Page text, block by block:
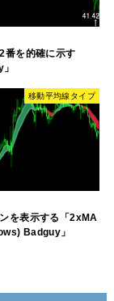
番を的確に示す
移動平均線タイプ
を表示する「2xMA
Badguy」